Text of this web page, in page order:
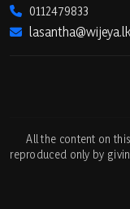
0112479833
lasantha@wijeya.lk
All the content on
reproduced only by